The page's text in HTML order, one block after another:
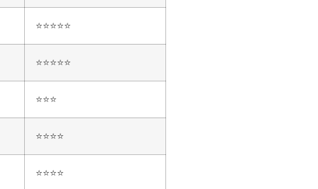
⭐⭐⭐⭐⭐
⭐⭐⭐⭐⭐
⭐⭐⭐
⭐⭐⭐⭐
⭐⭐⭐⭐